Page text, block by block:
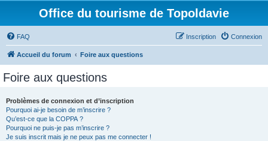
Office du tourisme de Topoldavie
FAQ Connexion
Inscription
Accueil du forum Foire aux questions
Foire aux questions
Problèmes de connexion et d’inscription
Pourquoi ai-je besoin de m’inscrire ?
Qu’est-ce que la COPPA ?
Pourquoi ne puis-je pas m’inscrire ?
Je suis inscrit mais je ne peux pas me connecter !